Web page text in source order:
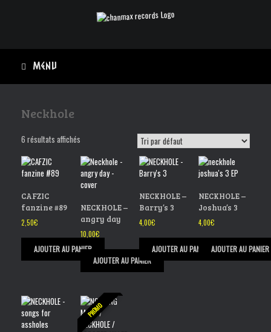
Menu
Neckhole
6 résultats affichés
CAFZIC
fanzine #89
2,50€
AJOUTER AU PANIER
NECKHOLE –
angry day
10,00€
AJOUTER AU PANIER
NECKHOLE –
Barry’s 3
4,00€
AJOUTER AU PANIER
NECKHOLE –
Joshua’s 3
4,00€
AJOUTER AU PANIER
PROMO